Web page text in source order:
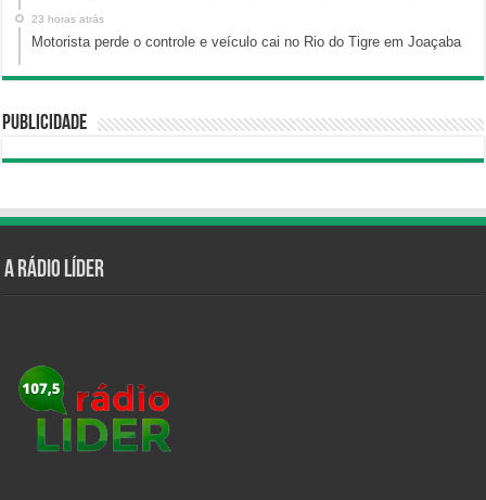
23 horas atrás
Motorista perde o controle e veículo cai no Rio do Tigre em Joaçaba
Publicidade
A Rádio Líder